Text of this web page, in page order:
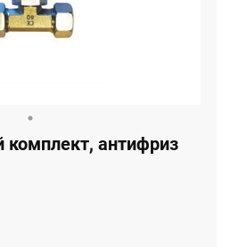
антифриз